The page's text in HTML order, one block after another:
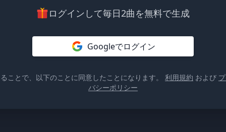
ログインして毎日2曲を無料で生成
Googleでログイン
ことで、以下のことに同意したことになります。 利用規約 および
バシーポリシー